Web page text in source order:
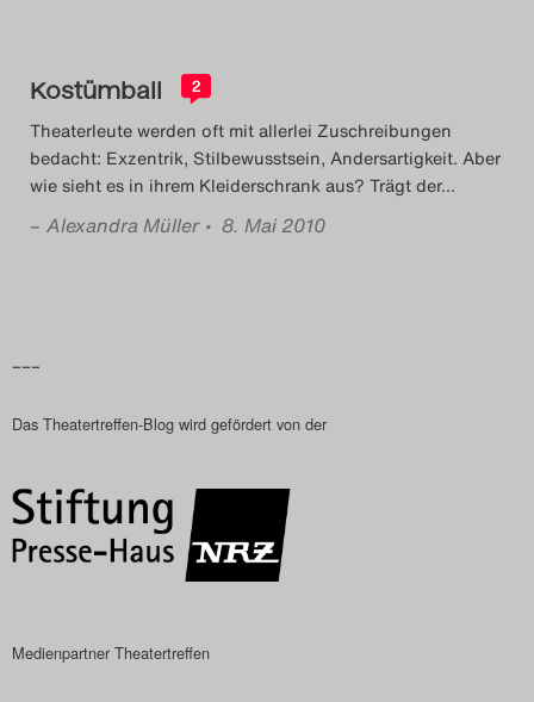
Kostümball 2
Theaterleute werden oft mit allerlei Zuschreibungen
bedacht: Exzentrik, Stilbewusstsein, Andersartigkeit. Aber
wie sieht es in ihrem Kleiderschrank aus? Trägt der…
– Alexandra Müller • 8. Mai 2010
–––
Das Theatertreffen-Blog wird gefördert von der
Medienpartner Theatertreffen